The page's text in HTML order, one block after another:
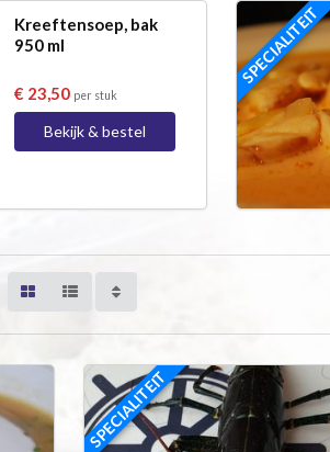
Kreeftensoep, bak
950 ml
€ 23,50 per stuk
Bekijk & bestel
SPECIALITEIT
SPECIALITEIT